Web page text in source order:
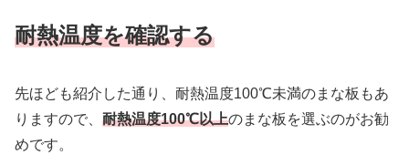
耐熱温度を確認する
先ほども紹介した通り、耐熱温度100℃未満のまな板もあ
りますので、 耐熱温度100℃以上のまな板を選ぶのがお勧
めです。